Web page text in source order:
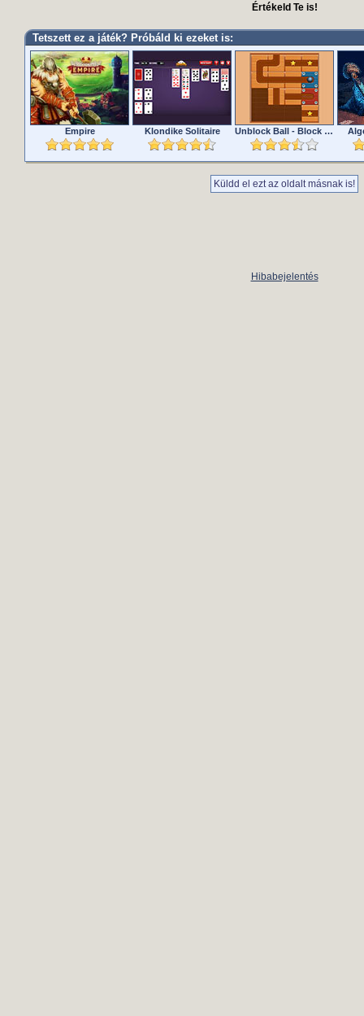
Értékeld Te is!
Tetszett ez a játék? Próbáld ki ezeket is:
Empire Klondike Solitaire Unblock Ball - Block Puzzle
Küldd el ezt az oldalt másnak is!
Hibabejelentés